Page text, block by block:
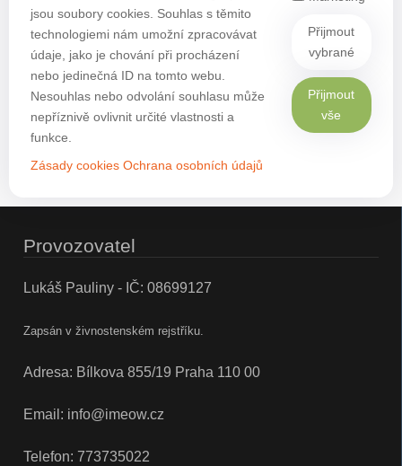
jsou soubory cookies. Souhlas s těmito
technologiemi nám umožní zpracovávat
údaje, jako je chování při procházení
nebo jedinečná ID na tomto webu.
Nesouhlas nebo odvolání souhlasu může
nepříznivě ovlivnit určité vlastnosti a
funkce.
Zásady cookies Ochrana osobních údajů
Přijmout
vybrané
Přijmout
vše
Provozovatel
Lukáš Pauliny - IČ: 08699127
Zapsán v živnostenském rejstříku.
Adresa: Bílkova 855/19 Praha 110 00
Email: info@imeow.cz
Telefon: 773735022